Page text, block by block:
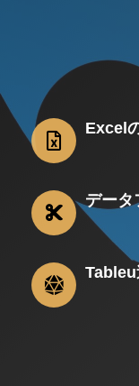
Excel
データ